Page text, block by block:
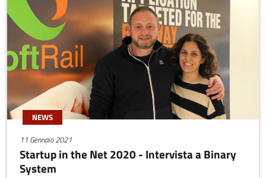
NEWS
11 Gennaio 2021
Startup in the Net 2020 - Intervista a Binary
System